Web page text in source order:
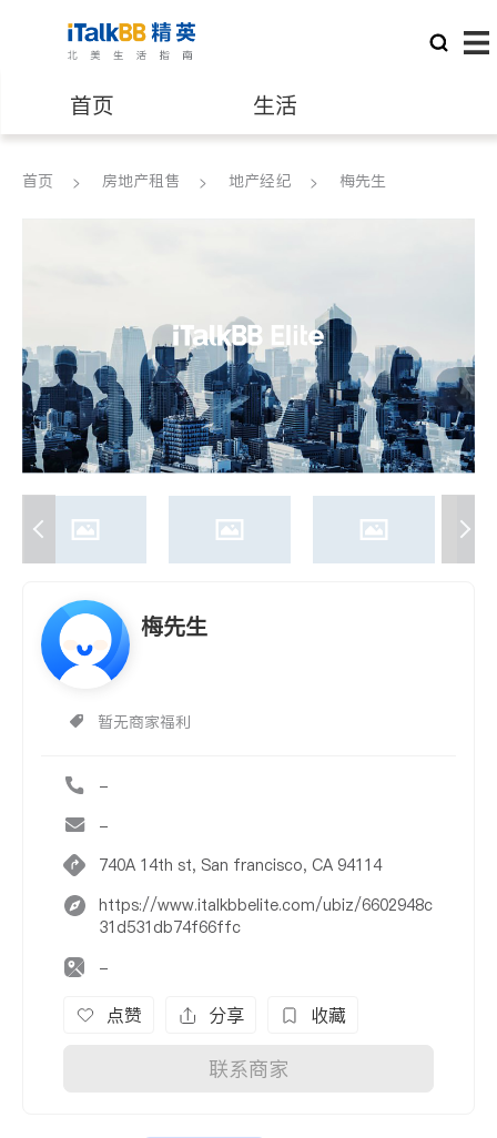
首页 生活
医生 律师
养老 非盈利组织
首页 房地产租售 地产经纪 梅先生
梅先生
暂无商家福利
-
-
740A 14th st, San francisco, CA 94114
https://www.italkbbelite.com/ubiz/6602948c
31d531db74f66ffc
-
点赞 分享 收藏
联系商家